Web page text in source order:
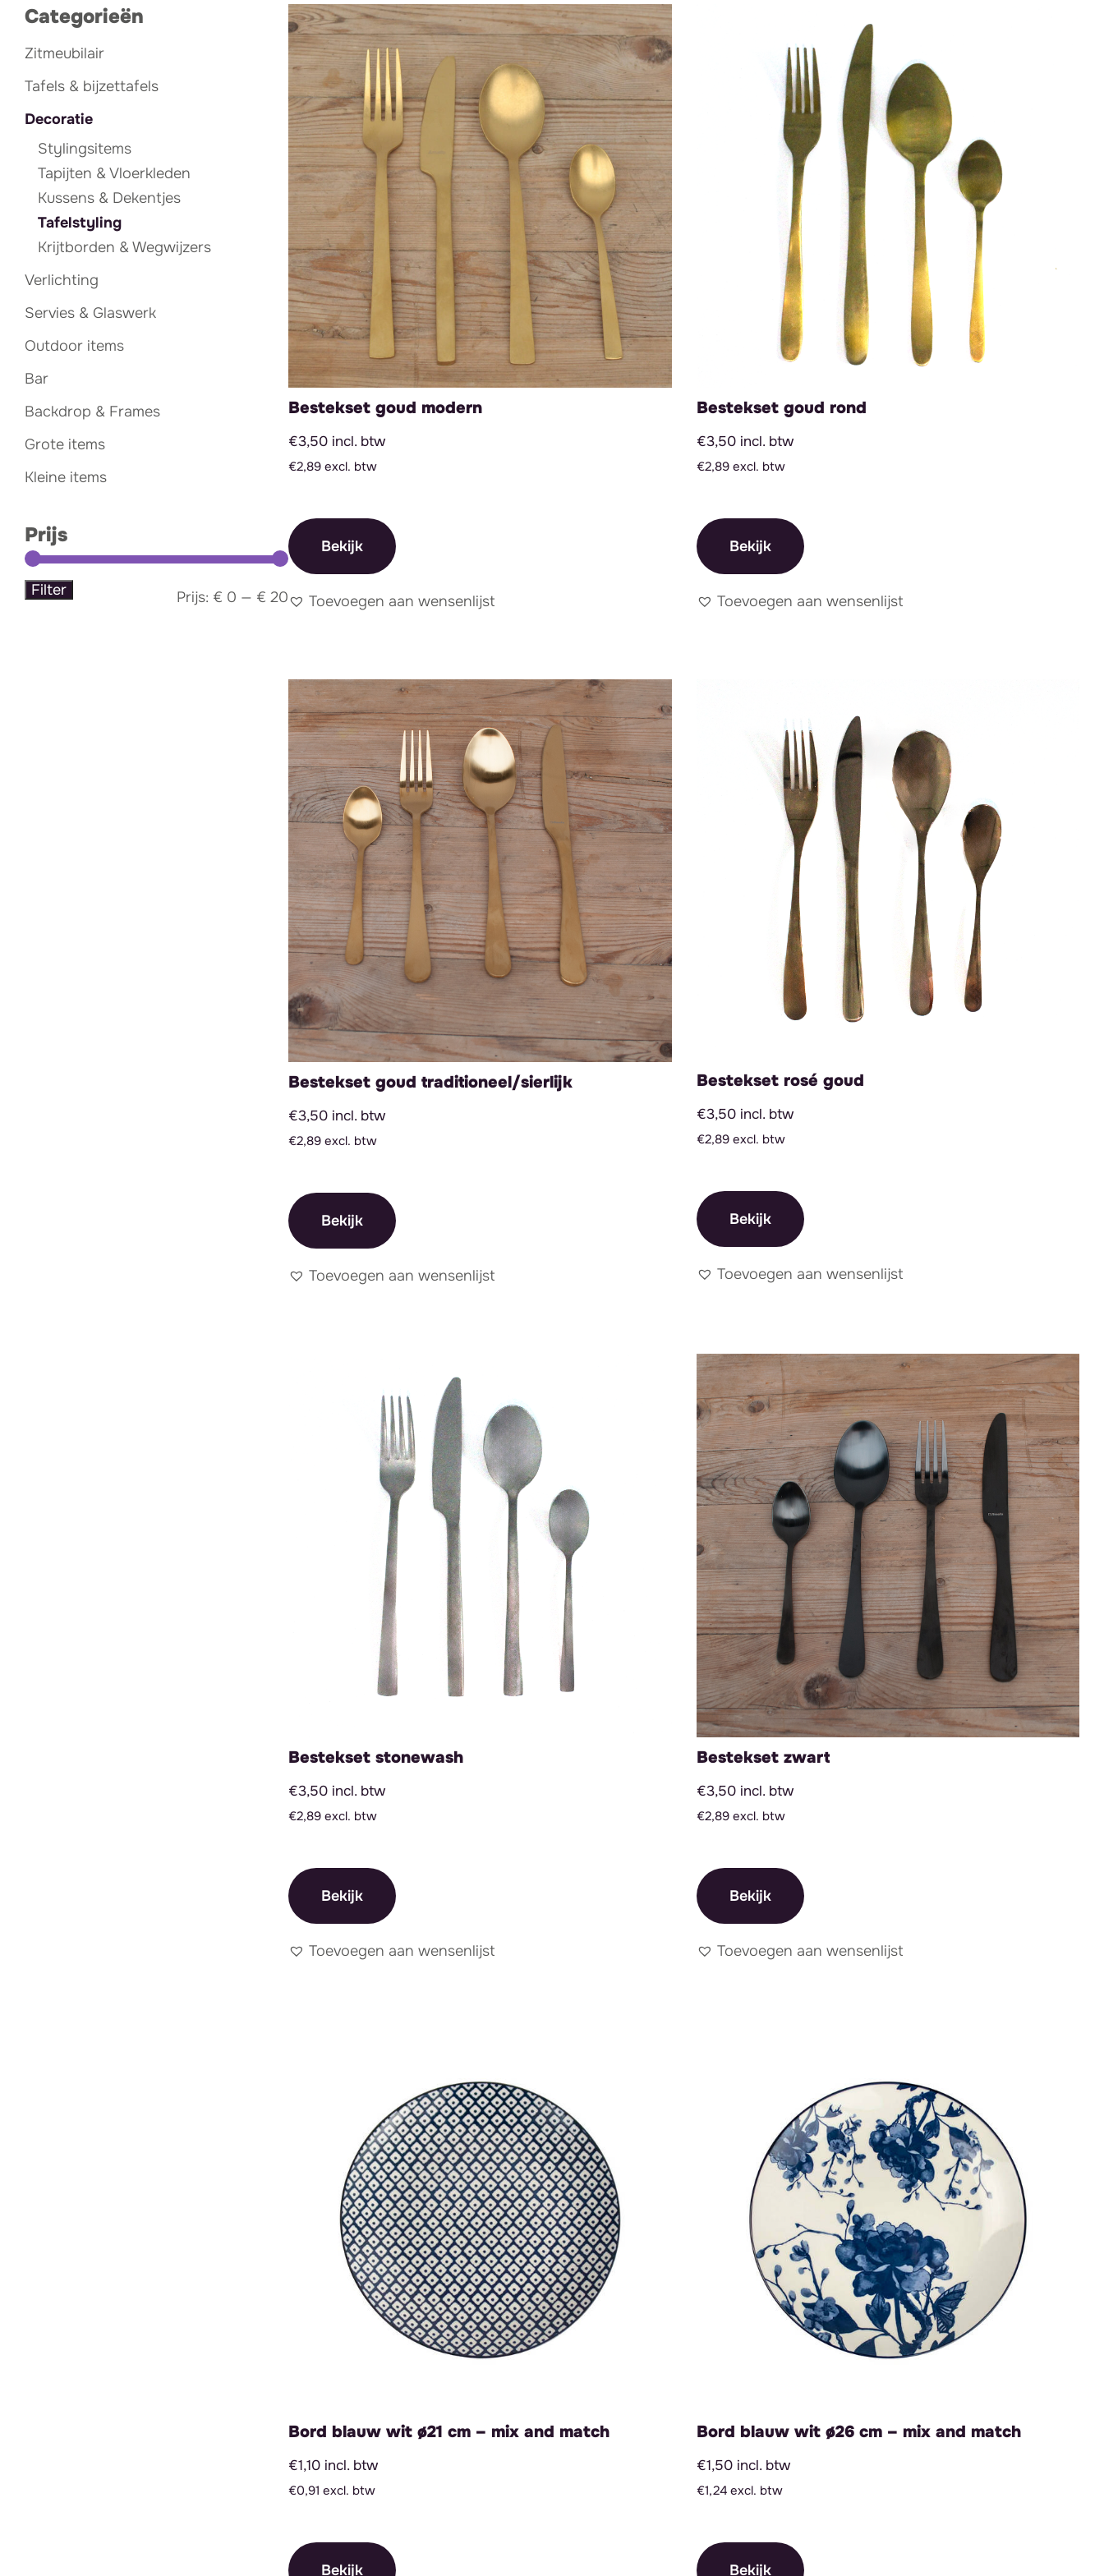
Categorieën
Zitmeubilair
Tafels & bijzettafels
Decoratie
Stylingsitems
Tapijten & Vloerkleden
Kussens & Dekentjes
Tafelstyling
Krijtborden & Wegwijzers
Verlichting
Servies & Glaswerk
Outdoor items
Bar
Backdrop & Frames
Grote items
Kleine items
Prijs
Min.
Max.
Filter Prijs: € 0 — € 20
Bestekset goud modern
€3,50 incl. btw
€2,89 excl. btw
Bekijk
Toevoegen aan wensenlijst
Bestekset goud rond
€3,50 incl. btw
€2,89 excl. btw
Bekijk
Toevoegen aan wensenlijst
Bestekset goud traditioneel/sierlijk
€3,50 incl. btw
€2,89 excl. btw
Bekijk
Toevoegen aan wensenlijst
Bestekset rosé goud
€3,50 incl. btw
€2,89 excl. btw
Bekijk
Toevoegen aan wensenlijst
Bestekset stonewash
€3,50 incl. btw
€2,89 excl. btw
Bekijk
Toevoegen aan wensenlijst
Bestekset zwart
€3,50 incl. btw
€2,89 excl. btw
Bekijk
Toevoegen aan wensenlijst
Bord blauw wit ø21 cm – mix and match
€1,10 incl. btw
€0,91 excl. btw
Bekijk
Bord blauw wit ø26 cm – mix and match
€1,50 incl. btw
€1,24 excl. btw
Bekijk